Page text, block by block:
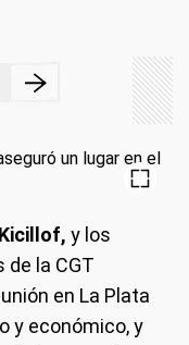
y los
la CGT
en La Plata
y económico, y